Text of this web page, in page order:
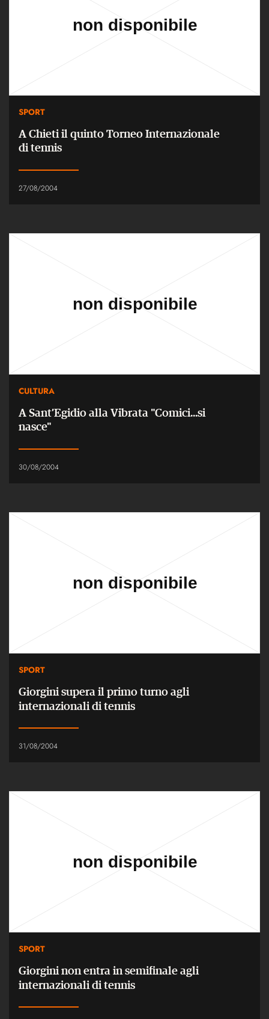
SPORT
A Chieti il quinto Torneo Internazionale
di tennis
27/08/2004
CULTURA
A Sant’Egidio alla Vibrata "Comici...si
nasce"
30/08/2004
SPORT
Giorgini supera il primo turno agli
internazionali di tennis
31/08/2004
SPORT
Giorgini non entra in semifinale agli
internazionali di tennis